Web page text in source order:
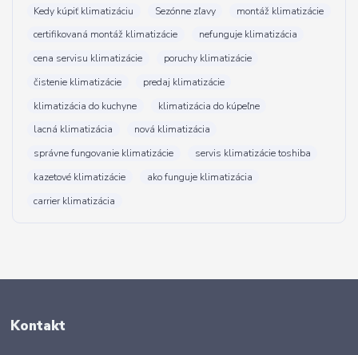
Kedy kúpiť klimatizáciu
Sezónne zľavy
montáž klimatizácie
certifikovaná montáž klimatizácie
nefunguje klimatizácia
cena servisu klimatizácie
poruchy klimatizácie
čistenie klimatizácie
predaj klimatizácie
klimatizácia do kuchyne
klimatizácia do kúpeľne
lacná klimatizácia
nová klimatizácia
správne fungovanie klimatizácie
servis klimatizácie toshiba
kazetové klimatizácie
ako funguje klimatizácia
carrier klimatizácia
Kontakt